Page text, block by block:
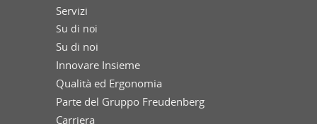
Servizi
Su di noi
Su di noi
Innovare Insieme
Qualità ed Ergonomia
Parte del Gruppo Freudenberg
Carriera